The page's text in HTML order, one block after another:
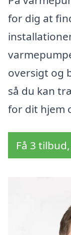
for dig at
oversigt og
så du kan
for dit hjem
Få 3